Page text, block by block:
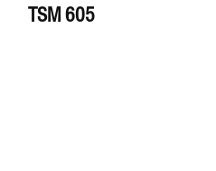
TSM 605